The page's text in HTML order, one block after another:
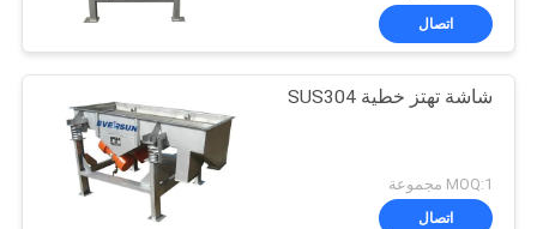
اتصال
شاشة تهتز خطية SUS304
MOQ:1 مجموعة
اتصال